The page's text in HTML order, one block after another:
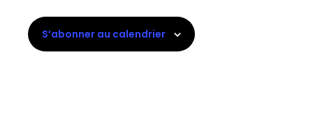
S’abonner au calendrier